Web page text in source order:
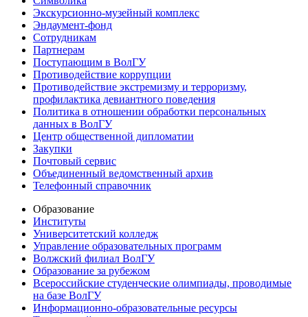
Экскурсионно-музейный комплекс
Эндаумент-фонд
Сотрудникам
Партнерам
Поступающим в ВолГУ
Противодействие коррупции
Противодействие экстремизму и терроризму,
профилактика девиантного поведения
Политика в отношении обработки персональных
данных в ВолГУ
Центр общественной дипломатии
Закупки
Почтовый сервис
Объединенный ведомственный архив
Телефонный справочник
Образование
Институты
Университетский колледж
Управление образовательных программ
Волжский филиал ВолГУ
Образование за рубежом
Всероссийские студенческие олимпиады, проводимые
на базе ВолГУ
Информационно-образовательные ресурсы